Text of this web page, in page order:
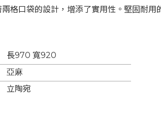
格口袋的設計，增添了實用性。堅固耐
長970 寬920
亞麻
立陶宛